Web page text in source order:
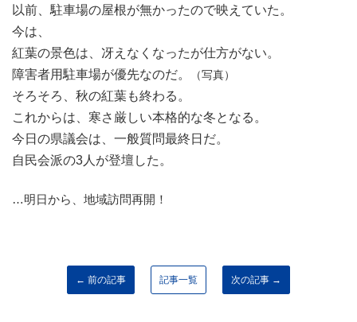
以前、駐車場の屋根が無かったので映えていた。
今は、
紅葉の景色は、冴えなくなったが仕方がない。
障害者用駐車場が優先なのだ。
（写真）
そろそろ、秋の紅葉も終わる。
これからは、寒さ厳しい本格的な冬となる。
今日の県議会は、一般質問最終日だ。
自民会派の3人が登壇した。
…明日から、地域訪問再開！
← 前の記事 記事一覧 次の記事 →